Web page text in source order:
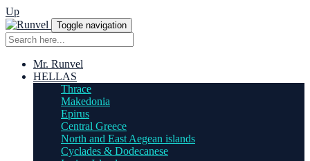
Up
Toggle navigation
Mr. Runvel
HELLAS
Thrace
Makedonia
Epirus
Central Greece
North and East Aegean islands
Cyclades & Dodecanese